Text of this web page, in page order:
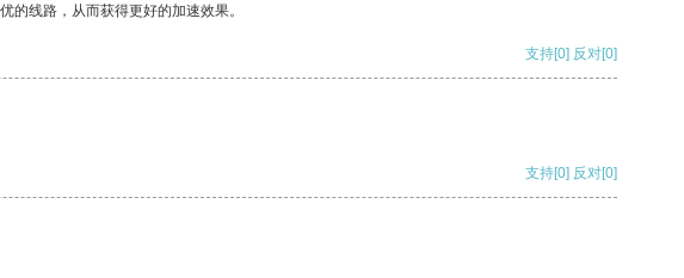
线路，从而获得更好的加速效果。
支持[0] 反对[0]
支持[0] 反对[0]